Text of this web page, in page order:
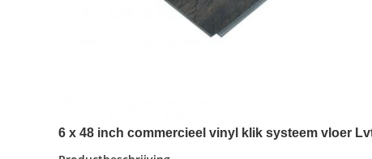
6 x 48 inch commercieel vinyl klik systeem vloer